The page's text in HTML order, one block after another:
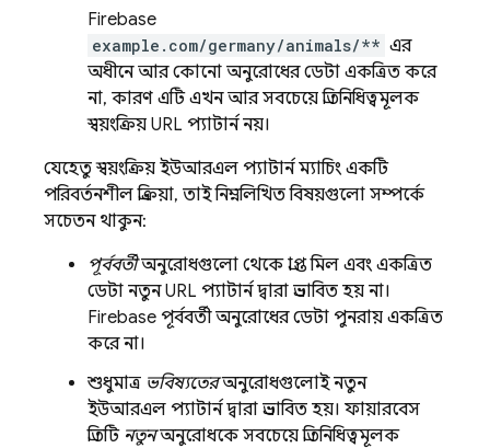
Firebase
example.com/germany/animals/** এর
অধীনে আর কোনো অনুরোধের ডেটা একত্রিত করে
না, কারণ এটি এখন আর সবচেয়ে প্রতিনিধিত্বমূলক
স্বয়ংক্রিয় URL প্যাটার্ন নয়।
যেহেতু স্বয়ংক্রিয় ইউআরএল প্যাটার্ন ম্যাচিং একটি
পরিবর্তনশীল প্রক্রিয়া, তাই নিম্নলিখিত বিষয়গুলো সম্পর্কে
সচেতন থাকুন:
পূর্ববর্তীঅনুরোধগুলো থেকে প্রাপ্ত মিল এবং একত্রিত
ডেটা নতুন URL প্যাটার্ন দ্বারা প্রভাবিত হয় না।
Firebase পূর্ববর্তী অনুরোধের ডেটা পুনরায় একত্রিত
করে না।
শুধুমাত্র ভবিষ্যতেরঅনুরোধগুলোই নতুন
ইউআরএল প্যাটার্ন দ্বারা প্রভাবিত হয়। ফায়ারবেস
প্রতিটি নতুনঅনুরোধকে সবচেয়ে প্রতিনিধিত্বমূলক